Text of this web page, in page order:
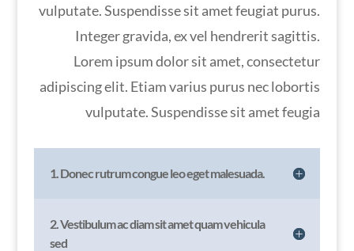
vulputate. Suspendisse sit amet feugiat purus.
Integer gravida, ex vel hendrerit sagittis.
Lorem ipsum dolor sit amet, consectetur
adipiscing elit. Etiam varius purus nec lobortis
vulputate. Suspendisse sit amet feugia
1. Donec rutrum congue leo eget malesuada.
2. Vestibulum ac diam sit amet quam vehicula
sed